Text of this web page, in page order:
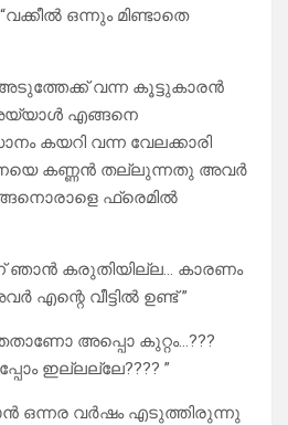
ഒന്നും മിണ്ടാതെ
വന്ന കൂട്ടുകാരൻ
അയ്യാൾ എങ്ങനെ
കയറി വന്ന വേലക്കാരി
കണ്ണൻ തല്ലുന്നതു അവർ
ഫ്രെമിൽ
ഞാൻ കരുതിയില്ല… കാരണം
വീട്ടിൽ ഉണ്ട് ”
അപ്പൊ കുറ്റം…???
ഇല്ലല്ലേ???? ”
ഒന്നര വർഷം എടുത്തിരുന്നു